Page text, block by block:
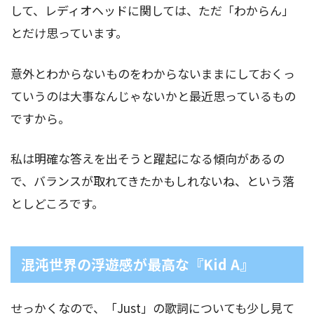
して、レディオヘッドに関しては、ただ「わからん」
とだけ思っています。
意外とわからないものをわからないままにしておくっ
ていうのは大事なんじゃないかと最近思っているもの
ですから。
私は明確な答えを出そうと躍起になる傾向があるの
で、バランスが取れてきたかもしれないね、という落
としどころです。
混沌世界の浮遊感が最高な『Kid A』
せっかくなので、「Just」の歌詞についても少し見て